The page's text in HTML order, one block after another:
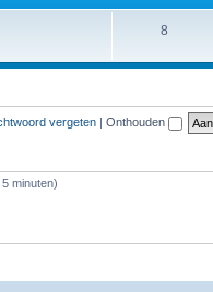
8
vergeten | Onthouden
minuten)